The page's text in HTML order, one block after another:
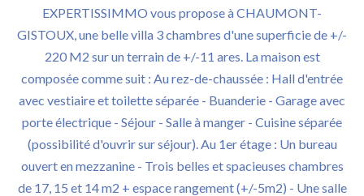
EXPERTISSIMMO vous propose à CHAUMONT-
GISTOUX, une belle villa 3 chambres d'une superficie de +/-
220 M2 sur un terrain de +/-11 ares. La maison est
composée comme suit : Au rez-de-chaussée : Hall d'entrée
avec vestiaire et toilette séparée - Buanderie - Garage avec
porte électrique - Séjour - Salle à manger - Cuisine séparée
(possibilité d'ouvrir sur séjour). Au 1er étage : Un bureau
ouvert en mezzanine - Trois belles et spacieuses chambres
de 17, 15 et 14 m2 + espace rangement (+/-5m2) - Une salle